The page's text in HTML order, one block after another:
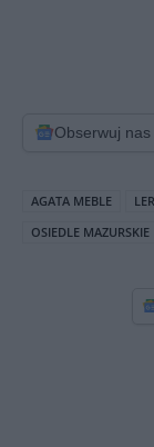
Obserwuj
AGATA MEBLE
OSIEDLE MAZURSKIE